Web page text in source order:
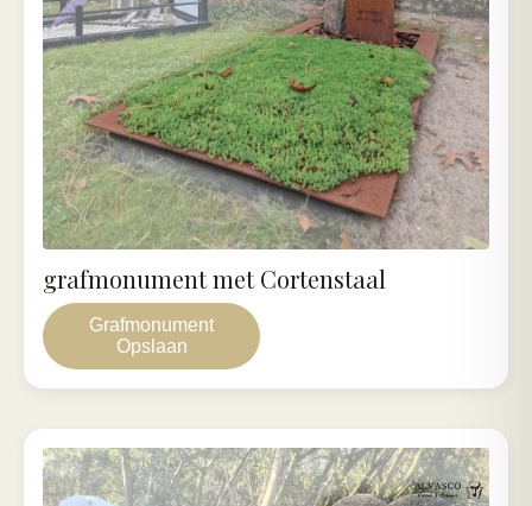
Grafmonument
Opslaan
grafmonument met Cortenstaal